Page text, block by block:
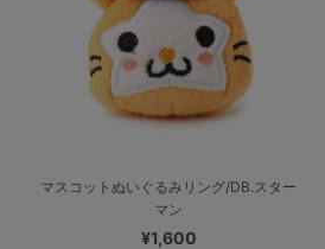
マスコットぬいぐるみリング/DB.スター
マン
¥1,600